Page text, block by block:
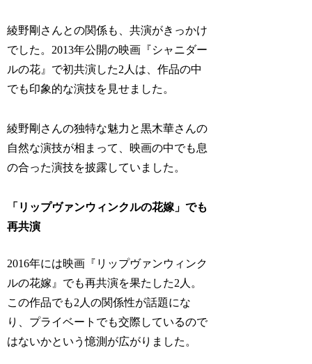
綾野剛さんとの関係も、共演がきっかけ
でした。2013年公開の映画『シャニダー
ルの花』で初共演した2人は、作品の中
でも印象的な演技を見せました。
綾野剛さんの独特な魅力と黒木華さんの
自然な演技が相まって、映画の中でも息
の合った演技を披露していました。
「リップヴァンウィンクルの花嫁」でも
再共演
2016年には映画『リップヴァンウィンク
ルの花嫁』でも再共演を果たした2人。
この作品でも2人の関係性が話題にな
り、プライベートでも交際しているので
はないかという憶測が広がりました。